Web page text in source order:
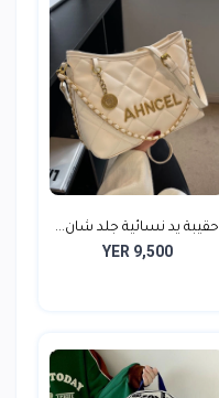
حقيبة يد نسائية جلد شان...
YER 9,500